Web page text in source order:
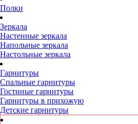
Полки
Зеркала
Настенные зеркала
Напольные зеркала
Настольные зеркала
Гарнитуры
Спальные гарнитуры
Гостиные гарнитуры
Гарнитуры в прихожую
Детские гарнитуры